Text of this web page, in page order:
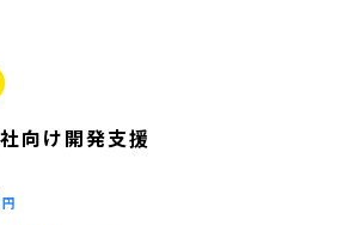
向け開発支援
円